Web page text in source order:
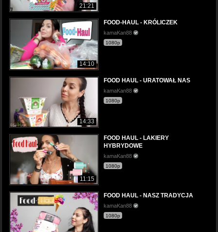
21:21
14:10
FOOD-HAUL - KRÓLICZEK
kamaKan88
1080p
14:33
FOOD HAUL - URATOWAŁ NAS
kamaKan88
1080p
11:15
FOOD HAUL - LAKIERY
HYBRYDOWE
kamaKan88
1080p
FOOD HAUL - NASZ TRADYCJA
kamaKan88
1080p